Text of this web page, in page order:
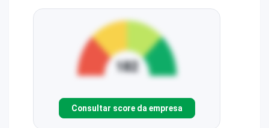
Consultar score da empresa